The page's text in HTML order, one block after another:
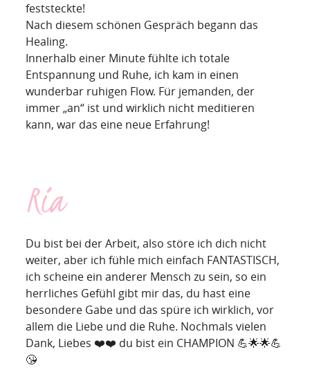
feststeckte!
Nach diesem schönen Gespräch begann das
Healing.
Innerhalb einer Minute fühlte ich totale
Entspannung und Ruhe, ich kam in einen
wunderbar ruhigen Flow. Für jemanden, der
immer „an“ ist und wirklich nicht meditieren
kann, war das eine neue Erfahrung!
Ria
Du bist bei der Arbeit, also störe ich dich nicht
weiter, aber ich fühle mich einfach FANTASTISCH,
ich scheine ein anderer Mensch zu sein, so ein
herrliches Gefühl gibt mir das, du hast eine
besondere Gabe und das spüre ich wirklich, vor
allem die Liebe und die Ruhe. Nochmals vielen
Dank, Liebes ❤️❤️ du bist ein CHAMPION 💪🌟🌟💪
😘